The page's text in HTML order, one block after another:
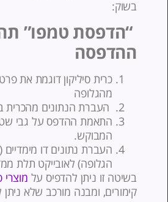
“הדפסת טמפו” תהליך
ההדפסה
כרית סיליקון דוגמת את פרטי
מהגלופה
העברת הנתונים מהכרית
התאמת ההדפס על גבי שטח
המבוקש.
העברת נתונים דו מימדיים (כלומר
הגלופה) לאובייקט תלת ממדי
בשיטה זו ניתן להדפיס עלמוצרי פרסום
קימורים, ומבנה מורכב שלא ניתן